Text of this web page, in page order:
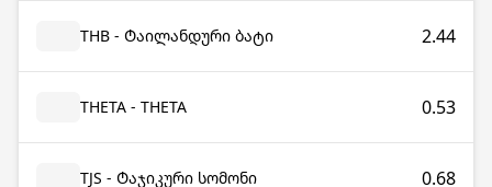
THB - Ტაილანდური ბატი 2.44
THETA - THETA 0.53
TJS - Ტაჯიკური სომონი 0.68